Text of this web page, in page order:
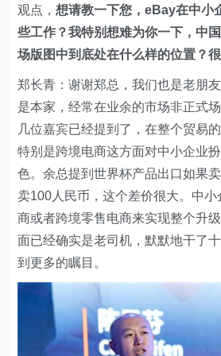
观点，想请教一下您，eBay在中小
些工作？我特别想难为你一下，中
场版图中到底处在什么样的位置？
郑长青：谢谢郑总，我们也是老朋
是本家，经常在业余的市场非正式
几位嘉宾已经提到了，在整个贸易
特别是跨境电商这方面对中小企业
色。余总提到世界杯产品出口如果
卖100人民币，这个差价很大。中
商或者跨境零售电商来实现整个升
面已经确实是老司机，默默地干了
到更多的瞩目。